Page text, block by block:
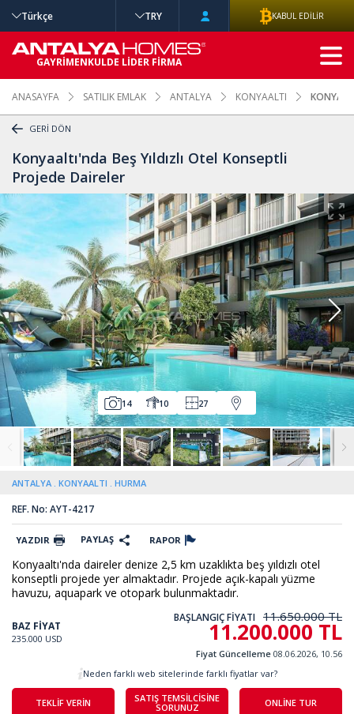
ANASAYFA SATILIK EMLAK ANTALYA KONYAALTI
GERİ DÖN
Konyaaltı'nda Beş Yıldızlı Otel Konseptli
Projede Daireler
14 10 27
ANTALYA KONYAALTI HURMA
REF. No: AYT-4217
YAZDIR PAYLAŞ RAPOR
Konyaaltı'nda daireler denize 2,5 km uzaklıkta beş yıldızlı otel
konseptli projede yer almaktadır. Projede açık-kapalı yüzme
havuzu, aquapark ve otopark bulunmaktadır.
BAZ FİYAT
235.000 USD
BAŞLANGIÇ FİYATI 11.650.000 TL
11.200.000 TL
Fiyat Güncelleme 08.06.2026, 10.56
TEKLİF VERİN
SATIŞ TEMSİLCİSİNE
SORUNUZ
ONLİNE TUR
Neden farklı web sitelerinde farklı fiyatlar var?
Türkçe TRY KABUL EDİLİR
GAYRİMENKULDE LİDER FİRMA
GELİŞMİŞ
ARAMA